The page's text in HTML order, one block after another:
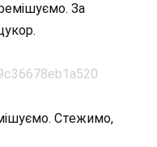
За
Стежимо,